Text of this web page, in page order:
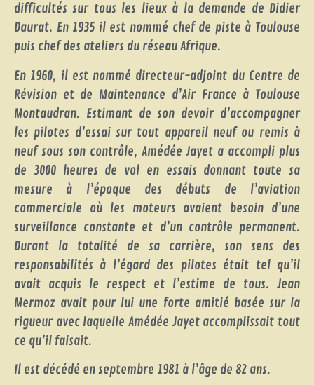
difficultés sur tous les lieux à la demande de Didier
Daurat. En 1935 il est nommé chef de piste à Toulouse
puis chef des ateliers du réseau Afrique.
En 1960, il est nommé directeur-adjoint du Centre de
Révision et de Maintenance d’Air France à Toulouse
Montaudran. Estimant de son devoir d’accompagner
les pilotes d’essai sur tout appareil neuf ou remis à
neuf sous son contrôle, Amédée Jayet a accompli plus
de 3000 heures de vol en essais donnant toute sa
mesure à l’époque des débuts de l’aviation
commerciale où les moteurs avaient besoin d’une
surveillance constante et d’un contrôle permanent.
Durant la totalité de sa carrière, son sens des
responsabilités à l’égard des pilotes était tel qu’il
avait acquis le respect et l’estime de tous. Jean
Mermoz avait pour lui une forte amitié basée sur la
rigueur avec laquelle Amédée Jayet accomplissait tout
ce qu’il faisait.
Il est décédé en septembre 1981 à l’âge de 82 ans.